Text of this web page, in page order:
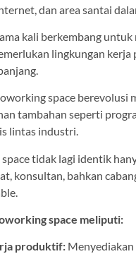
dan area santai
kali berkembang
lingkungan kerja
space berevolusi
tambahan seperti
lintas industri.
tidak lagi identik
konsultan, bahkan
space meliputi:
produktif: